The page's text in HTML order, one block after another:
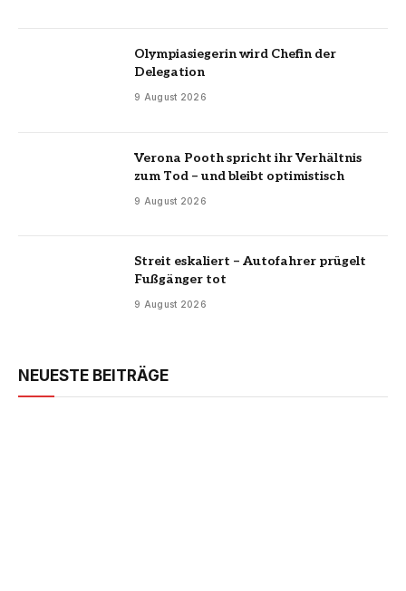
Olympiasiegerin wird Chefin der
Delegation
9 August 2026
Verona Pooth spricht ihr Verhältnis
zum Tod – und bleibt optimistisch
9 August 2026
Streit eskaliert – Autofahrer prügelt
Fußgänger tot
9 August 2026
NEUESTE BEITRÄGE